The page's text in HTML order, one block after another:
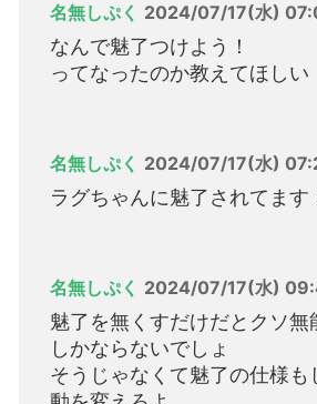
名無しぷく 2024/07/17(水)
なんで魅了つけよう！
ってなったのか教えてほしい
名無しぷく 2024/07/17(水)
ラグちゃんに魅了されてます
名無しぷく 2024/07/17(水)
魅了を無くすだけだとクソ無
しかならないでしょ
そうじゃなくて魅了の仕様も